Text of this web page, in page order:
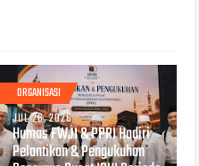
ORGANISASI
JUL 26, 2026
Humas FWJI & PPRI Hadiri
Pelantikan & Pengukuhan